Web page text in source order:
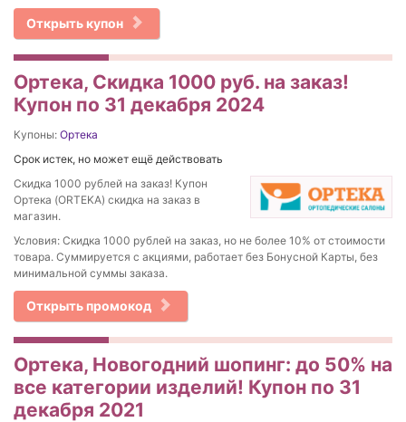
Открыть купон
Ортека, Скидка 1000 руб. на заказ!
Купон по 31 декабря 2024
Купоны: Ортека
Срок истек, но может ещё действовать
Скидка 1000 рублей на заказ! Купон
Ортека (ORTEKA) скидка на заказ в
магазин.
Условия: Скидка 1000 рублей на заказ, но не более 10% от стоимости
товара. Суммируется с акциями, работает без Бонусной Карты, без
минимальной суммы заказа.
Открыть промокод
Ортека, Новогодний шопинг: до 50% на
все категории изделий! Купон по 31
декабря 2021